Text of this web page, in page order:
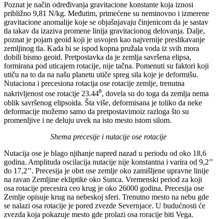
Poznat je način određivanja gravitacione konstante koja iznosi
približno 9,81 N/kg. Međutim, primećene su neminovno i izmerene
gravitacione anomalije koje se objašnjavaju činjenicom da je sastav
tla takav da izaziva promene linija gravitacionog delovanja. Dalje,
poznat je pojam geoid koji je usvojen kao najvernije preslikavanje
zemljinog tla. Kada bi se ispod kopna pružala voda iz svih mora
dobili bismo geoid. Pretpostavka da je zemlja savršena elipsa,
formirana pod uticajem rotacije, nije tačna. Pomenuti su faktori koji
utiču na to da na našu planetu utiče spreg sila koje je deformišu.
Nutaciona i precesiona rotacija ose rotacije zemlje, trenutna
nakrivljenost ose rotacije 23.44⁰, dovela su do toga da zemlja nema
oblik savršenog elipsoida. Šta više, deformisana je toliko da neke
deformacije možemo samo da pretpostavimoiz razloga što su
promenljive i ne deluju uvek na isto mesto istom silom.
Shema precesije i nutacije ose rotacije
Nutacija ose je blago njihanje napred nazad u periodu od oko 18,6
godina. Amplituda oscilacija nutacije nije konstantna i varira od 9,2’’
do 17,2’’. Precesija je obrt ose zemlje oko zamišljene upravne linije
na ravan Zemljine ekliptike oko Sunca. Vremenski period za koji
osa rotacije precesira ceo krug je oko 26000 godina. Precesija ose
Zemlje opisuje krug na nebeskoj sferi. Trenutno mesto na nebu gde
se nalazi osa rotacije je pored zvezde Severnjace. U budućnosti će
zvezda koja pokazuje mesto gde prolazi osa roracije biti Vega.